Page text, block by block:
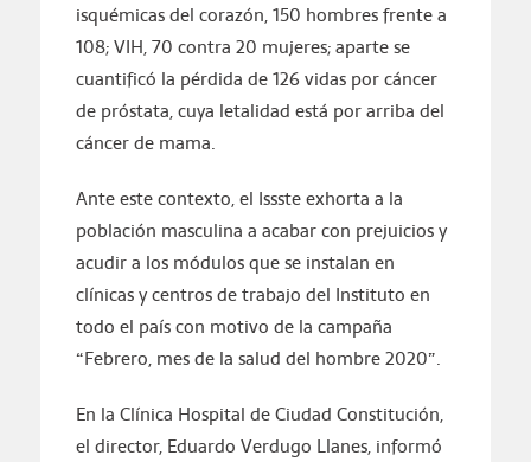
isquémicas del corazón, 150 hombres frente a
108; VIH, 70 contra 20 mujeres; aparte se
cuantificó la pérdida de 126 vidas por cáncer
de próstata, cuya letalidad está por arriba del
cáncer de mama.
Ante este contexto, el Issste exhorta a la
población masculina a acabar con prejuicios y
acudir a los módulos que se instalan en
clínicas y centros de trabajo del Instituto en
todo el país con motivo de la campaña
“Febrero, mes de la salud del hombre 2020”.
En la Clínica Hospital de Ciudad Constitución,
el director, Eduardo Verdugo Llanes, informó